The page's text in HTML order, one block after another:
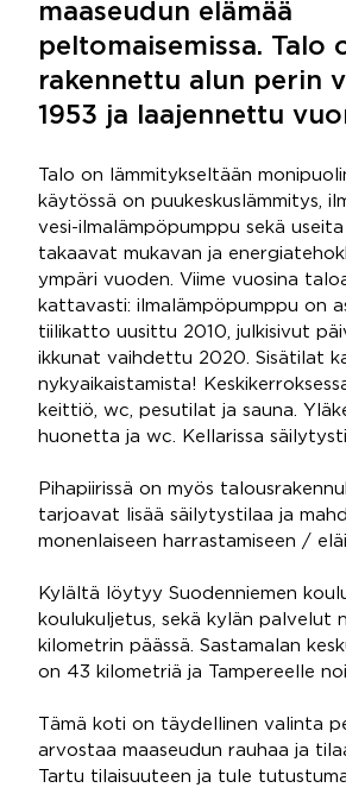
maaseudun elämää
peltomaisemissa. Talo
rakennettu alun perin
1953 ja laajennettu
Talo on lämmitykseltään
käytössä on puukeskuslämmitys,
vesi-ilmalämpöpumppu sekä
takaavat mukavan ja
ympäri vuoden. Viime vuosina
kattavasti: ilmalämpöpumppu on
tiilikatto uusittu 2010, julkisivut
ikkunat vaihdettu 2020. Sisätilat
nykyaikaistamista!
keittiö, wc, pesutilat ja sauna.
huonetta ja wc. Kellarissa
Pihapiirissä on myös
tarjoavat lisää säilytystilaa ja
monenlaiseen harrastamiseen /
Kylältä löytyy Suodenniemen
koulukuljetus, sekä kylän palvelut
kilometrin päässä. Sastamalan
on 43 kilometriä ja Tampereelle
Tämä koti on täydellinen valinta
arvostaa maaseudun rauhaa ja
Tartu tilaisuuteen ja tule